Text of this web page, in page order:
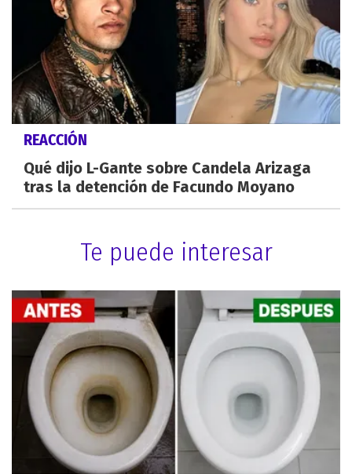
REACCIÓN
Qué dijo L-Gante sobre Candela Arizaga
tras la detención de Facundo Moyano
Te puede interesar